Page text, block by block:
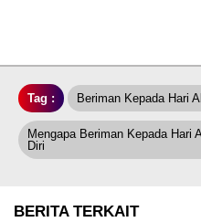
Tag : Beriman Kepada Hari
Mengapa Beriman Kepada Hari
Diri
BERITA TERKAIT